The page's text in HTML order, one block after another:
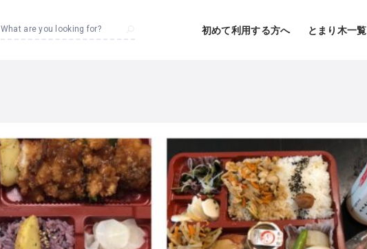
What are you looking for? 初めて利用する方へ とまり木一覧